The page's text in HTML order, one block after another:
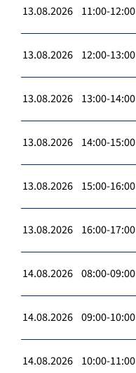
13.08.2026 11:00-12:00
13.08.2026 12:00-13:00
13.08.2026 13:00-14:00
13.08.2026 14:00-15:00
13.08.2026 15:00-16:00
13.08.2026 16:00-17:00
14.08.2026 08:00-09:00
14.08.2026 09:00-10:00
14.08.2026 10:00-11:00